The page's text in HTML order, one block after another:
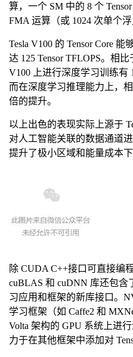
算，一个 SM 中的 8 个
FMA 运算（或 1024 次单个浮
Tesla V100 的 Tensor Core
达 125 Tensor TFLOPS。相比
V100 上进行深度学习训练有
而在深度学习推理能力上，
倍的提升。
以上出色的表现实际上源于
对人工智能关联的数据通道
提升了极小区域和能量成本
除 CUDA C++接口可直接编
cuBLAS 和 cuDNN 库还包含
习应用和框架的新库接口。
学习框架（如 Caffe2 和
Volta 架构的 GPU 系统上进
力于在其他框架中添加对